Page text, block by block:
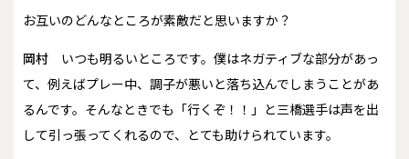
――お互いのどんなところが素敵だと思いますか？
岡村
いつも明るいところです。僕はネガティブな部分があっ
て、例えばプレー中、調子が悪いと落ち込んでしまうことがあ
るんです。そんなときでも「行くぞ！！」と三橋選手は声を出
して引っ張ってくれるので、とても助けられています。